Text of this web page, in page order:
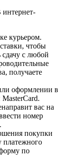
курьером.
чтобы
сдачу с любой
получаете
оформлении в
вас на
номер
покупки
платежного
по